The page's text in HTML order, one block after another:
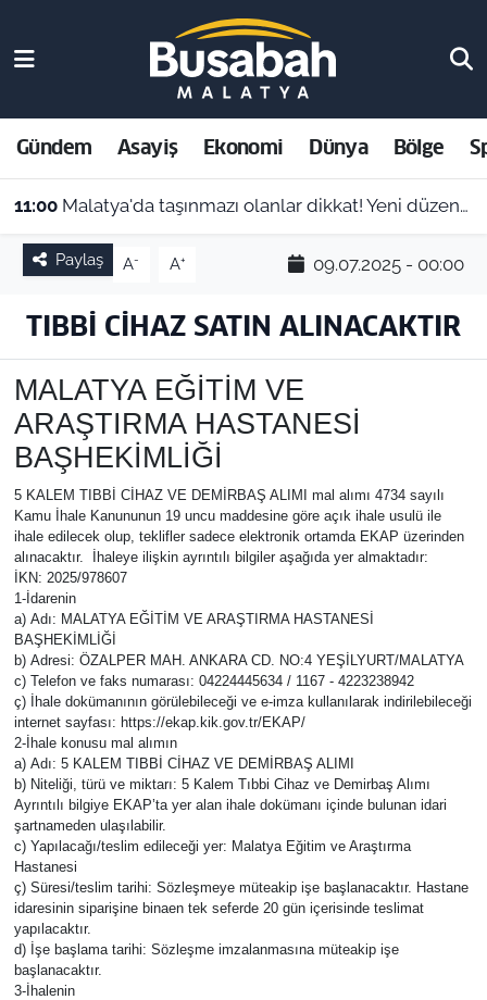
Gündem Asayiş Ekonomi Dünya Bölge
11:00 Malatya'da taşınmazı olanlar dikkat! Yeni düzenleme sonrası gözler 2027 hesaplamalarına çevrildi
Paylaş A- A+ 09.07.2025 - 00:00
TIBBİ CİHAZ SATIN ALINACAKTIR
MALATYA EĞİTİM VE
ARAŞTIRMA HASTANESİ
BAŞHEKİMLİĞİ
5 KALEM TIBBİ CİHAZ VE DEMİRBAŞ ALIMI mal alımı 4734 sayılı
Kamu İhale Kanununun 19 uncu maddesine göre açık ihale usulü ile
ihale edilecek olup, teklifler sadece elektronik ortamda EKAP üzerinden
alınacaktır. İhaleye ilişkin ayrıntılı bilgiler aşağıda yer almaktadır:
İKN: 2025/978607
1-İdarenin
a) Adı: MALATYA EĞİTİM VE ARAŞTIRMA HASTANESİ
BAŞHEKİMLİĞİ
b) Adresi: ÖZALPER MAH. ANKARA CD. NO:4 YEŞİLYURT/MALATYA
c) Telefon ve faks numarası: 04224445634 / 1167 - 4223238942
ç) İhale dokümanının görülebileceği ve e-imza kullanılarak indirilebileceği
internet sayfası: https://ekap.kik.gov.tr/EKAP/
2-İhale konusu mal alımın
a) Adı: 5 KALEM TIBBİ CİHAZ VE DEMİRBAŞ ALIMI
b) Niteliği, türü ve miktarı: 5 Kalem Tıbbi Cihaz ve Demirbaş Alımı
Ayrıntılı bilgiye EKAP’ta yer alan ihale dokümanı içinde bulunan idari
şartnameden ulaşılabilir.
c) Yapılacağı/teslim edileceği yer: Malatya Eğitim ve Araştırma
Hastanesi
ç) Süresi/teslim tarihi: Sözleşmeye müteakip işe başlanacaktır. Hastane
idaresinin siparişine binaen tek seferde 20 gün içerisinde teslimat
yapılacaktır.
d) İşe başlama tarihi: Sözleşme imzalanmasına müteakip işe
başlanacaktır.
3-İhalenin
Asayiş
Ekonomi
Dünya
Spor
Resmi İlanlar
Malatya Nöbetçi Eczaneler
Malatya Hava Durumu
Malatya Namaz Vakitleri
Malatya Trafik Yoğunluk Haritası
Tüm Manşetler
Son Dakika Haberleri
Haber Arşivi